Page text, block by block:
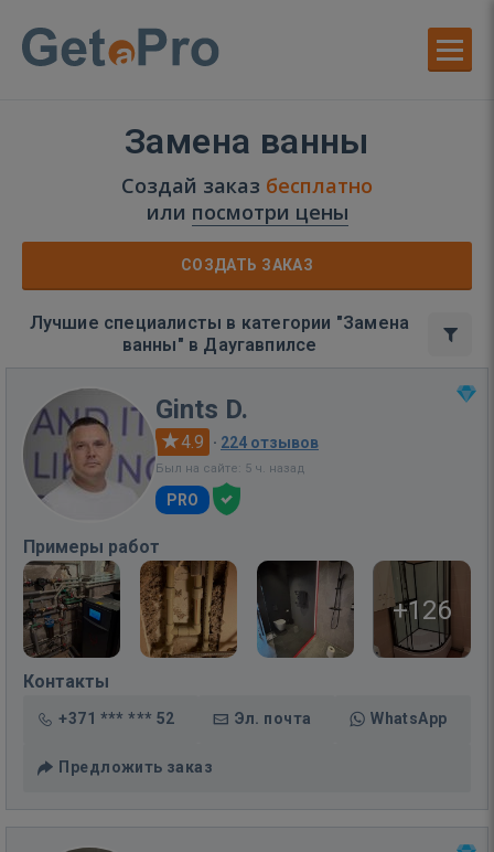
Замена ванны
Создай заказ бесплатно
или посмотри цены
СОЗДАТЬ ЗАКАЗ
Лучшие специалисты в категории "Замена
ванны" в Даугавпилсе
Gints D.
4.9 · 224 отзывов
Был на сайте: 5 ч. назад
PRO
Примеры работ
+126
Контакты
+371 *** *** 52 Эл. почта WhatsApp
Предложить заказ